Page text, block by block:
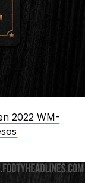
2022 WM-